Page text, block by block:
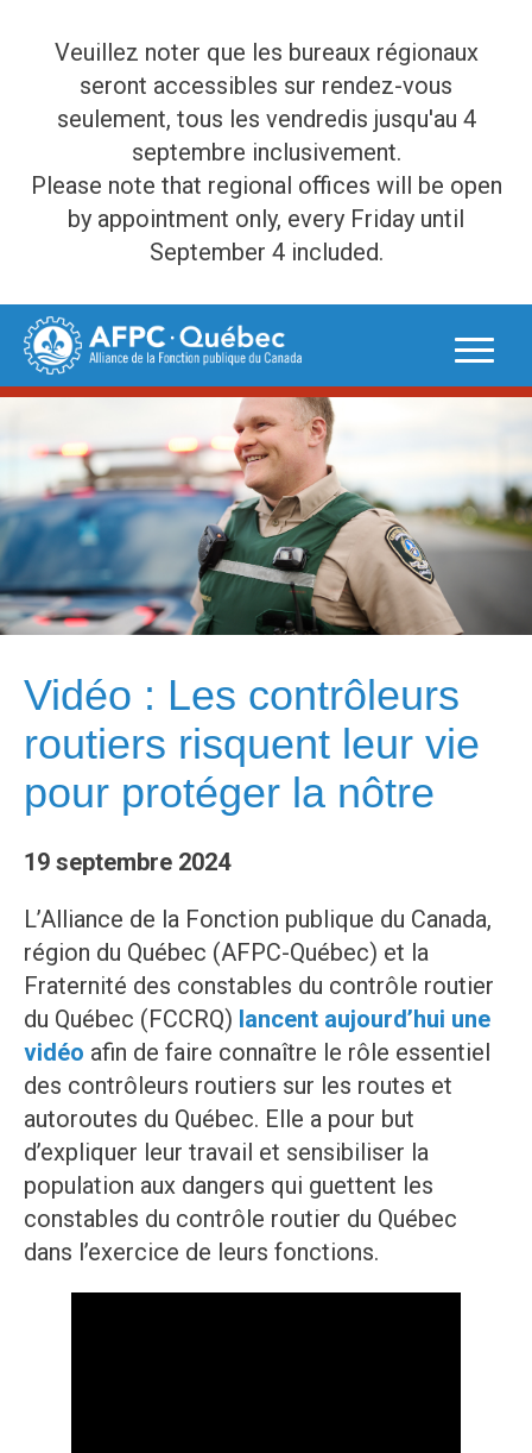
Veuillez noter que les bureaux régionaux
seront accessibles sur rendez-vous
seulement, tous les vendredis jusqu'au 4
septembre inclusivement.
Please note that regional offices will be open
by appointment only, every Friday until
September 4 included.
Skip
content
Vidéo : Les contrôleurs
routiers risquent leur vie
pour protéger la nôtre
19 septembre 2024
L’Alliance de la Fonction publique du Canada,
région du Québec (AFPC-Québec) et la
Fraternité des constables du contrôle routier
du Québec (FCCRQ) lancent aujourd’hui une
vidéo afin de faire connaître le rôle essentiel
des contrôleurs routiers sur les routes et
autoroutes du Québec. Elle a pour but
d’expliquer leur travail et sensibiliser la
population aux dangers qui guettent les
constables du contrôle routier du Québec
dans l’exercice de leurs fonctions.